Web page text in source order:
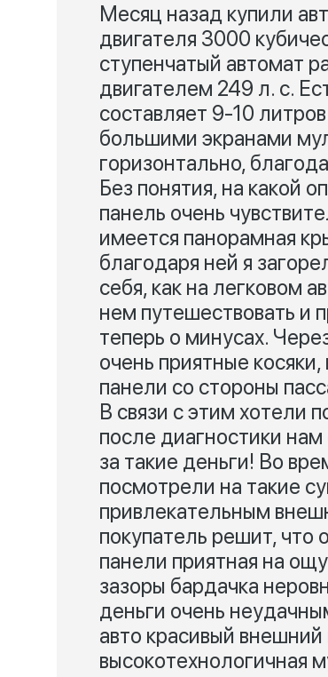
Месяц назад купили
двигателя 3000
ступенчатый автомат
двигателем 249 л. с.
составляет 9-10
большими экранами
горизонтально,
Без понятия, на какой
панель очень
имеется панорамная
благодаря ней я
себя, как на легковом
нем путешествовать и
теперь о минусах.
очень приятные
панели со стороны
В связи с этим хотели
после диагностики
за такие деньги! Во
посмотрели на такие
привлекательным
покупатель решит, что
панели приятная на
зазоры бардачка
деньги очень
авто красивый
высокотехнологичная